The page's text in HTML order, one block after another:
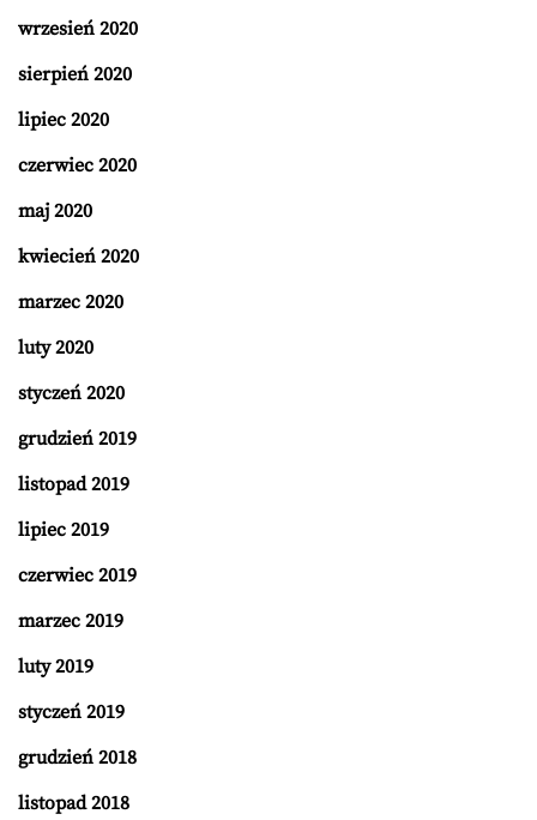
wrzesień 2020
sierpień 2020
lipiec 2020
czerwiec 2020
maj 2020
kwiecień 2020
marzec 2020
luty 2020
styczeń 2020
grudzień 2019
listopad 2019
lipiec 2019
czerwiec 2019
marzec 2019
luty 2019
styczeń 2019
grudzień 2018
listopad 2018